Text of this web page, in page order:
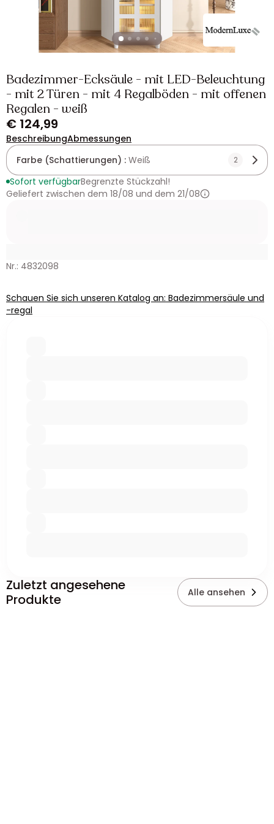
Badezimmer-Ecksäule - mit LED-Beleuchtung
- mit 2 Türen - mit 4 Regalböden - mit offenen
Regalen - weiß
€ 124,99
BeschreibungAbmessungen
Farbe (Schattierungen) : Weiß 2
Sofort verfügbarBegrenzte Stückzahl!
Geliefert zwischen dem 18/08 und dem 21/08
Nr.: 4832098
Schauen Sie sich unseren Katalog an: Badezimmersäule und
-regal
Zuletzt angesehene
Produkte
Alle ansehen